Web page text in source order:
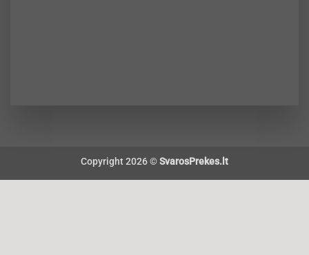
Copyright 2026 ©SvarosPrekes.lt